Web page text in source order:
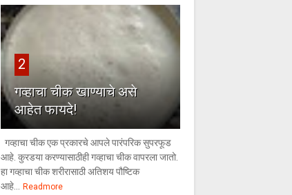
2
गव्हाचा चीक खाण्याचे असे
आहेत फायदे!
गव्हाचा चीक एक प्रकारचे आपले पारंपरिक सुपरफूड
आहे. कुरडया करण्यासाठीही गव्हाचा चीक वापरला जातो.
हा गव्हाचा चीक शरीरासाठी अतिशय पौष्टिक
आहे... Readmore